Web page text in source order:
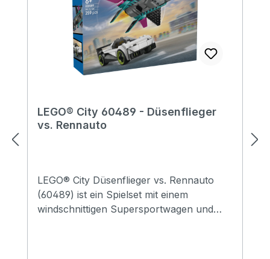
LEGO® City 60489 - Düsenflieger
vs. Rennauto
LEGO® City Düsenflieger vs. Rennauto
(60489) ist ein Spielset mit einem
windschnittigen Supersportwagen und